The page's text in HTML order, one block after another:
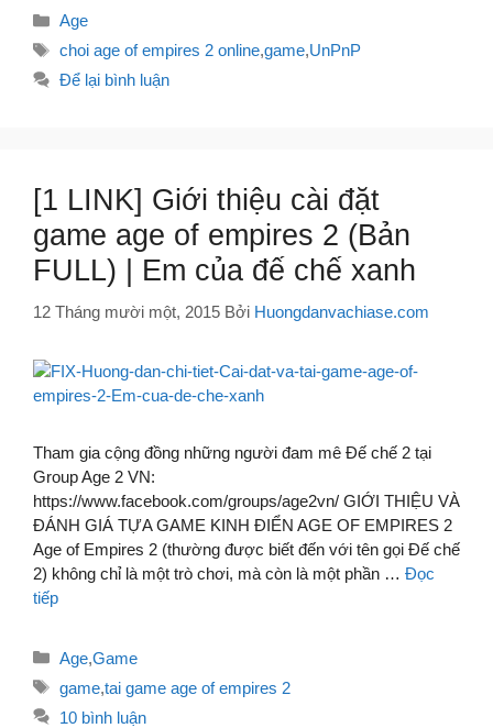
Danh
mục
Age
Thẻ
choi age of empires 2 online,game,UnPnP
Để lại bình luận
[1 LINK] Giới thiệu cài đặt
game age of empires 2 (Bản
FULL) | Em của đế chế xanh
12 Tháng mười một, 2015 Bởi Huongdanvachiase.com
Tham gia cộng đồng những người đam mê Đế chế 2 tại
Group Age 2 VN:
https://www.facebook.com/groups/age2vn/ GIỚI THIỆU VÀ
ĐÁNH GIÁ TỰA GAME KINH ĐIỂN AGE OF EMPIRES 2
Age of Empires 2 (thường được biết đến với tên gọi Đế chế
2) không chỉ là một trò chơi, mà còn là một phần … Đọc
tiếp
Danh
Age,Game
Thẻ
game,tai game age of empires 2
10 bình luận